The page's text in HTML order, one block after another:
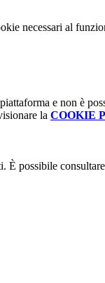
necessari al
e non è
la COOKIE
È possibile